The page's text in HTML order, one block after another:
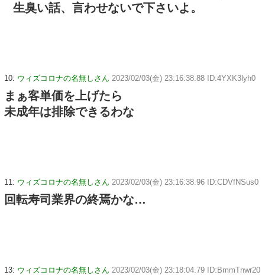
生臭い話、言わせないで下さいよ。
10: ウィズコロナの名無しさん 2023/02/03(金) 23:16:38.88 ID:4YXK3lyh0
まぁ客単価を上げたら
未成年は排除できるわな
11: ウィズコロナの名無しさん 2023/02/03(金) 23:16:38.96 ID:CDVfNSus0
回転寿司業界の終焉かな…
13: ウィズコロナの名無しさん 2023/02/03(金) 23:18:04.79 ID:BmmTnwr20